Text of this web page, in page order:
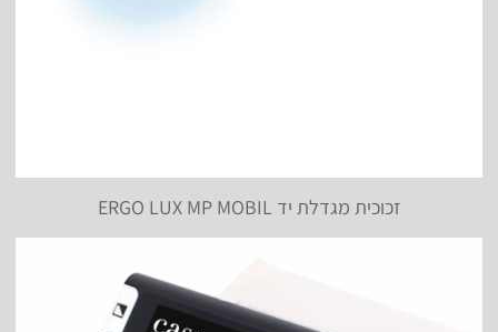
זכוכית מגדלת יד ERGO LUX MP MOBIL